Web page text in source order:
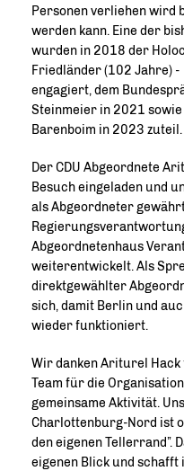
Personen verliehen wird
werden kann. Eine der
wurden in 2018 der
Friedländer (102 Jahre)
engagiert, dem
Steinmeier in 2021 sowie
Barenboim in 2023 zuteil.
Der CDU Abgeordnete
Besuch eingeladen und
als Abgeordneter
Abgeordnetenhaus
weiterentwickelt. Als
direktgewählter
sich, damit Berlin und
wieder funktioniert.
Wir danken Ariturel Hack
Team für die
gemeinsame Aktivität.
Charlottenburg-Nord ist
den eigenen Tellerrand”.
eigenen Blick und schafft